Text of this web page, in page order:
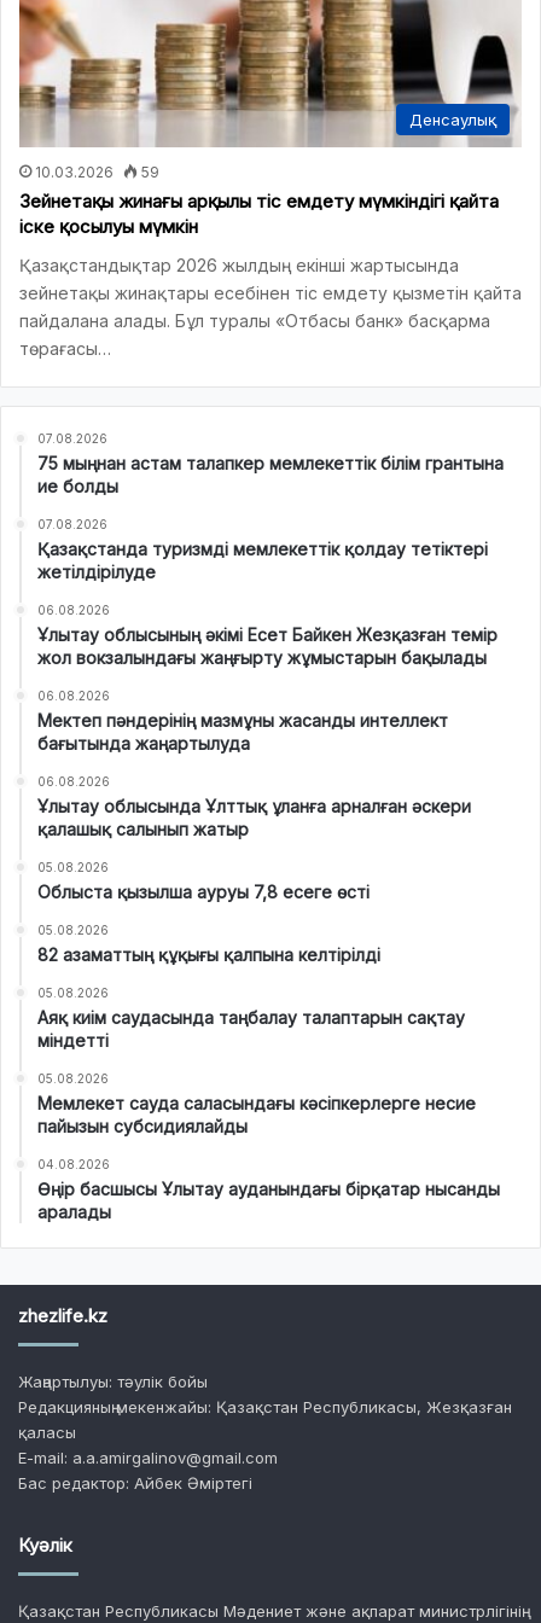
Денсаулық
10.03.2026 59
Зейнетақы жинағы арқылы тіс емдету мүмкіндігі қайта
іске қосылуы мүмкін
Қазақстандықтар 2026 жылдың екінші жартысында
зейнетақы жинақтары есебінен тіс емдету қызметін қайта
пайдалана алады. Бұл туралы «Отбасы банк» басқарма
төрағасы…
07.08.2026
75 мыңнан астам талапкер мемлекеттік білім грантына
ие болды
07.08.2026
Қазақстанда туризмді мемлекеттік қолдау тетіктері
жетілдірілуде
06.08.2026
Ұлытау облысының әкімі Есет Байкен Жезқазған темір
жол вокзалындағы жаңғырту жұмыстарын бақылады
06.08.2026
Мектеп пәндерінің мазмұны жасанды интеллект
бағытында жаңартылуда
06.08.2026
Ұлытау облысында Ұлттық ұланға арналған әскери
қалашық салынып жатыр
05.08.2026
Облыста қызылша ауруы 7,8 есеге өсті
05.08.2026
82 азаматтың құқығы қалпына келтірілді
05.08.2026
Аяқ киім саудасында таңбалау талаптарын сақтау
міндетті
05.08.2026
Мемлекет сауда саласындағы кәсіпкерлерге несие
пайызын субсидиялайды
04.08.2026
Өңір басшысы Ұлытау ауданындағы бірқатар нысанды
аралады
zhezlife.kz
Жаңартылуы: тәулік бойы
Редакцияның мекенжайы: Қазақстан Республикасы, Жезқазған
қаласы
E-mail: a.a.amirgalinov@gmail.com
Бас редактор: Айбек Әміртегі
Куәлік
Қазақстан Республикасы Мәдениет және ақпарат министрлігінің